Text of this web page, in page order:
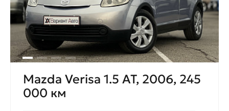
Mazda Verisa 1.5 AT, 2006, 245
000 км